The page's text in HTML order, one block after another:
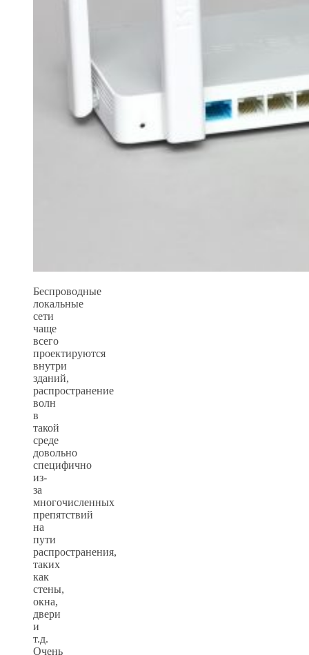
Беспроводные
локальные
сети
чаще
всего
проектируются
внутри
зданий,
распространение
волн
в
такой
среде
довольно
специфично
из-
за
многочисленных
препятствий
на
пути
распространения,
таких
как
стены,
окна,
двери
и
т.д.
Очень